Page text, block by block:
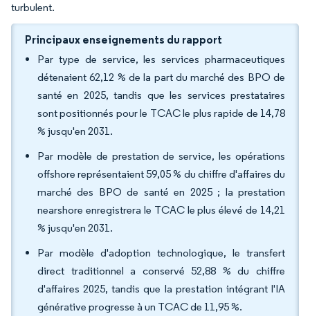
turbulent.
Principaux enseignements du rapport
Par type de service, les services pharmaceutiques
détenaient 62,12 % de la part du marché des BPO de
santé en 2025, tandis que les services prestataires
sont positionnés pour le TCAC le plus rapide de 14,78
% jusqu'en 2031.
Par modèle de prestation de service, les opérations
offshore représentaient 59,05 % du chiffre d'affaires du
marché des BPO de santé en 2025 ; la prestation
nearshore enregistrera le TCAC le plus élevé de 14,21
% jusqu'en 2031.
Par modèle d'adoption technologique, le transfert
direct traditionnel a conservé 52,88 % du chiffre
d'affaires 2025, tandis que la prestation intégrant l'IA
générative progresse à un TCAC de 11,95 %.